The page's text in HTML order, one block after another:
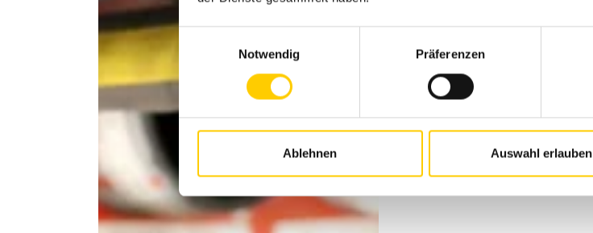
Einwilligungsauswahl
Notwendig
Präferenzen
Ablehnen Auswahl erlauben